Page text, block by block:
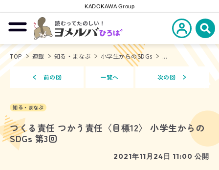
KADOKAWA Group
メニューを開閉する
読むってたのしい！
ヨメルバひろば
新規会員登
検
TOP 連載 知る・まなぶ 小学生からのSDGs ...
前の回 一覧へ 次の回
知る・まなぶ
つくる責任 つかう責任〈目標12〉 小学生からの
SDGs 第3回
2021年11月24日 11:00 公開